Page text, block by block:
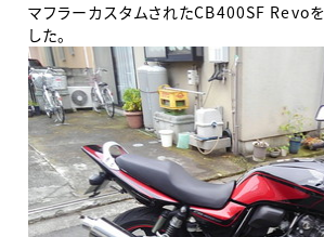
マフラーカスタムされたCB400SF Revo
した。